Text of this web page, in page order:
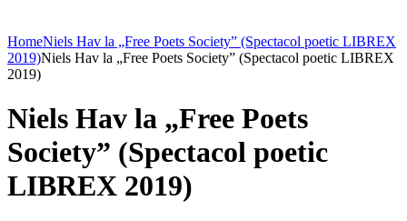
HomeNiels Hav la „Free Poets Society” (Spectacol poetic LIBREX
2019)Niels Hav la „Free Poets Society” (Spectacol poetic LIBREX
2019)
Niels Hav la „Free Poets
Society” (Spectacol poetic
LIBREX 2019)